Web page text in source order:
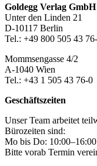
Footer-
Section
Goldegg Verlag GmbH
Unter den Linden 21
D-10117 Berlin
Tel.: +49 800 505 43
Mommsengasse 4/2
A-1040 Wien
Tel.: +43 1 505 43 76-0
Geschäftszeiten
Unser Team arbeitet
Bürozeiten sind:
Mo bis Do: 10:00–16:00
Bitte vorab Termin